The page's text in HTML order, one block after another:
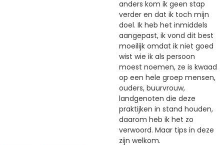
anders kom ik geen stap
verder en dat ik toch mijn
doel. Ik heb het inmiddels
aangepast, ik vond dit best
moeilijk omdat ik niet goed
wist wie ik als persoon
moest noemen, ze is kwaad
op een hele groep mensen,
ouders, buurvrouw,
landgenoten die deze
praktijken in stand houden,
daarom heb ik het zo
verwoord. Maar tips in deze
zijn welkom.